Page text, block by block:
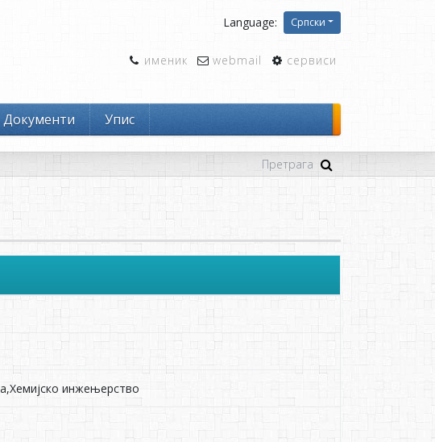
Language: Српски
именик webmail сервиси
Документи Упис
инжењерство